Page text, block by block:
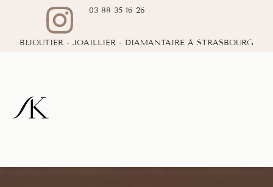
03 88 35 16 26
BIJOUTIER - JOAILLIER - DIAMANTAIRE À STRASBOURG